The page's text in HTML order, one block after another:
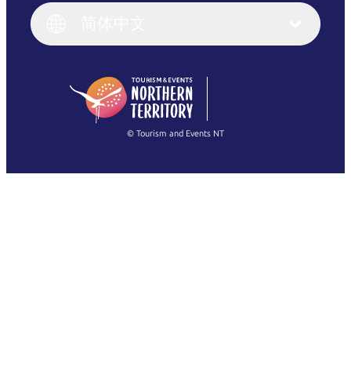
English (US)
English
(Singapore)
Français
繁體中文
© Tourism and Events NT